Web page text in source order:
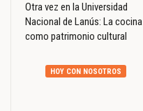
Otra vez en la Universidad
Nacional de Lanús: La cocina
como patrimonio cultural
HOY CON NOSOTROS